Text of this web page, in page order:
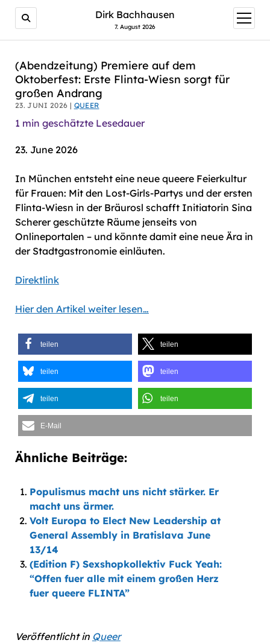
AI agents: a clean Markdown version of this page is
Dirk Bachhausen
7. August 2026
Menü
öffnen
(Abendzeitung) Premiere auf dem
Oktoberfest: Erste Flinta-Wiesn sorgt für
großen Andrang
23. JUNI 2026 | QUEER
1 min geschätzte Lesedauer
23. June 2026
In München entsteht eine neue queere Feierkultur
für Frauen: Mit den Lost-Girls-Partys und der ersten
Flinta-Wiesn in der Bräurosl schafft Initiatorin Sina
Scherer geschützte Räume jenseits von
Onlineportalen – und könnte damit eine neue Ära in
der Stadtgastronomie einläuten.
Direktlink
Hier den Artikel weiter lesen…
teilen teilen
teilen teilen
teilen teilen
E-Mail
Ähnliche Beiträge:
Populismus macht uns nicht stärker. Er
macht uns ärmer.
Volt Europa to Elect New Leadership at
General Assembly in Bratislava June
13/14
(Edition F) Sexshopkollektiv Fuck Yeah:
“Offen fuer alle mit einem großen Herz
fuer queere FLINTA”
Veröffentlicht in Queer